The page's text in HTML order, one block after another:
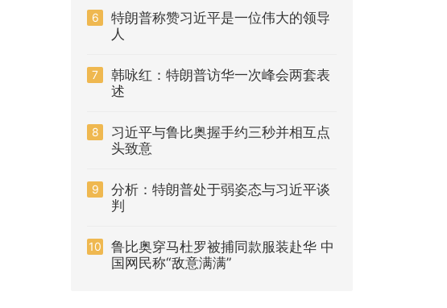
6
特朗普称赞习近平是一位伟大的领导
人
7
韩咏红：特朗普访华一次峰会两套表
述
8
习近平与鲁比奥握手约三秒并相互点
头致意
9
分析：特朗普处于弱姿态与习近平谈
判
10
鲁比奥穿马杜罗被捕同款服装赴华 中
国网民称“敌意满满”